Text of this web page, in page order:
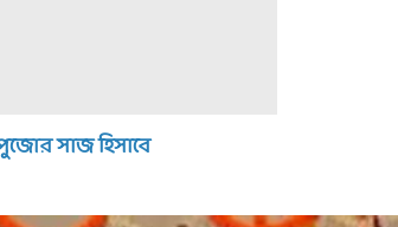
সাজ হিসাবে